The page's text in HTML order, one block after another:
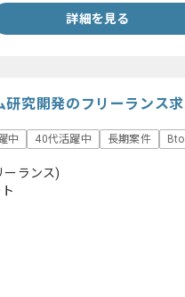
詳細を見る
研究開発のフリーランス
中 40代活躍中 長期案件
ーランス)